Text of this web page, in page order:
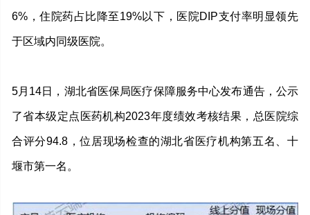
6%，住院药占比降至19%以下，医院DIP支付率明显领先
于区域内同级医院。
5月14日，湖北省医保局医疗保障服务中心发布通告，公示
了省本级定点医药机构2023年度绩效考核结果，总医院综
合评分94.8，位居现场检查的湖北省医疗机构第五名、十
堰市第一名。